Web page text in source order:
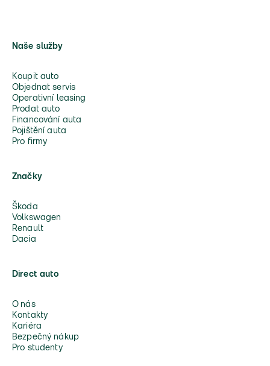
Naše služby
Koupit auto
Objednat servis
Operativní leasing
Prodat auto
Financování auta
Pojištění auta
Pro firmy
Značky
Škoda
Volkswagen
Renault
Dacia
Direct auto
O nás
Kontakty
Kariéra
Bezpečný nákup
Pro studenty